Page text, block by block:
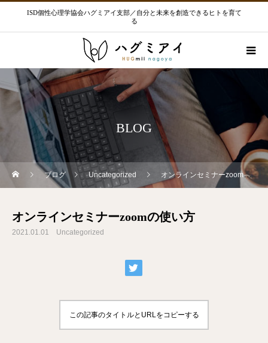
ISD個性心理学協会ハグミアイ支部／自分と未来を創造できるヒトを育て
る
BLOG
ブログ Uncategorized オンラインセミナーzoomの使い方
オンラインセミナーzoomの使い方
2021.01.01 Uncategorized
この記事のタイトルとURLをコピーする